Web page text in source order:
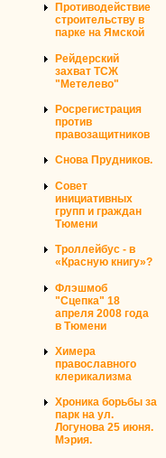
Противодействие
строительству в
парке на Ямской
Рейдерский
захват ТСЖ
"Метелево"
Росрегистрация
против
правозащитников
Снова Прудников.
Совет
инициативных
групп и граждан
Тюмени
Троллейбус - в
«Красную книгу»?
Флэшмоб
"Сцепка" 18
апреля 2008 года
в Тюмени
Химера
православного
клерикализма
Хроника борьбы за
парк на ул.
Логунова 25 июня.
Мэрия.